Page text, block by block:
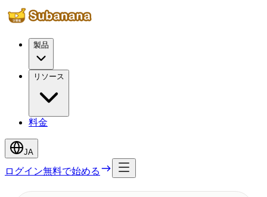
製品
リソース
料金
JA
ログイン無料で始める